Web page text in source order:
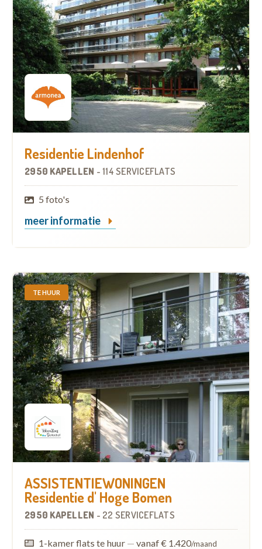
Residentie Lindenhof
2950 KAPELLEN - 114 SERVICEFLATS
5 foto's
meer informatie
TE HUUR
ASSISTENTIEWONINGEN
Residentie d' Hoge Bomen
2950 KAPELLEN - 22 SERVICEFLATS
1-kamer flats te huur — vanaf € 1.420/maand